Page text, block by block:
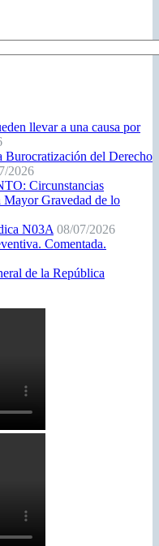
llevar a una causa por
del Derecho
2026
Circunstancias
Mayor Gravedad de lo
N03A 08/07/2026
Comentada.
de la República